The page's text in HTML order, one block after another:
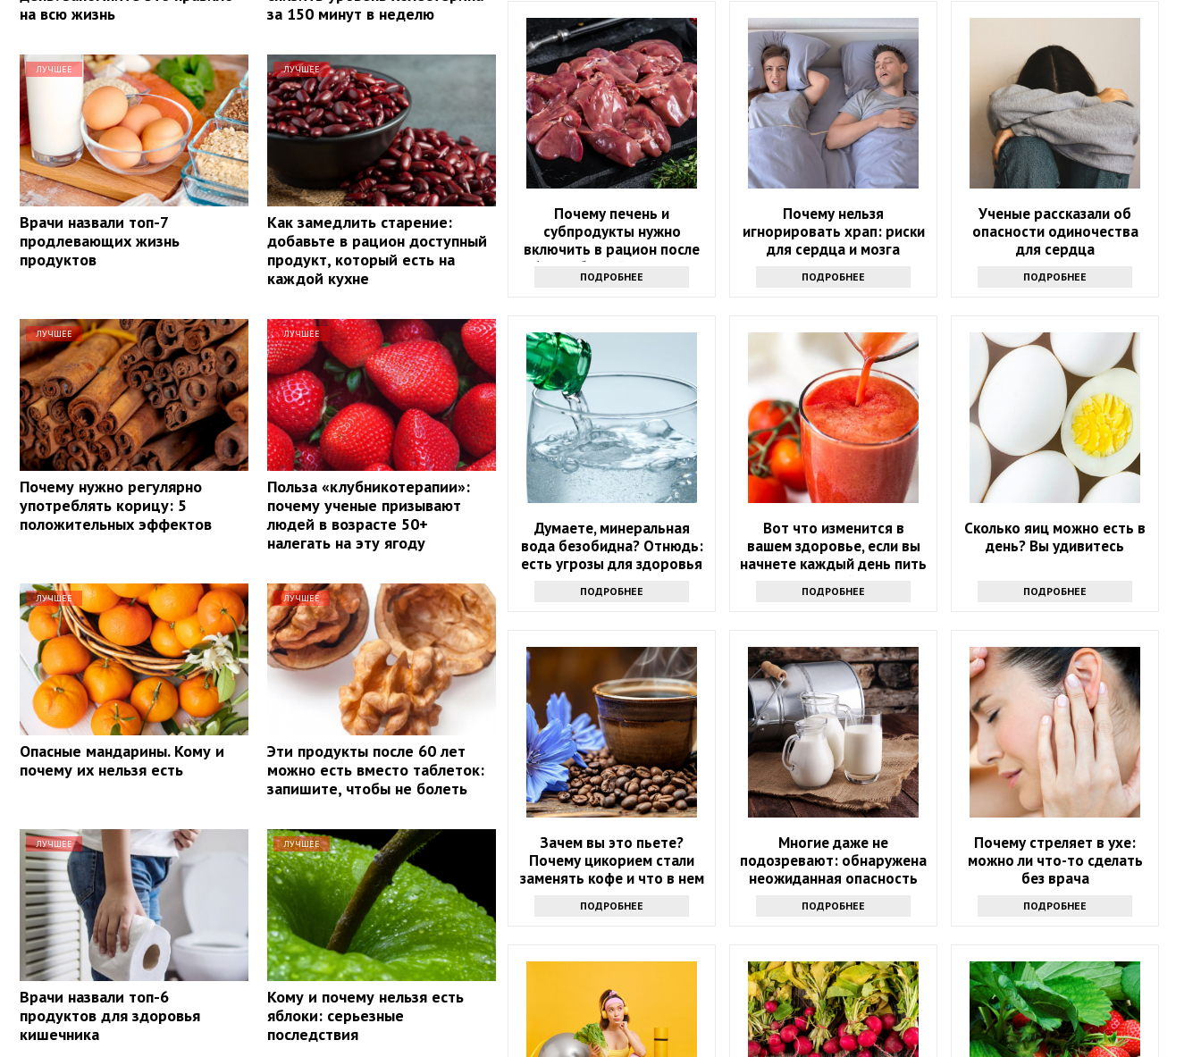
на всю жизнь
за 150 минут в неделю
ЛУЧШЕЕ
Врачи назвали топ-7
продлевающих жизнь
продуктов
ЛУЧШЕЕ
Как замедлить старение:
добавьте в рацион доступный
продукт, который есть на
каждой кухне
ЛУЧШЕЕ
Почему нужно регулярно
употреблять корицу: 5
положительных эффектов
ЛУЧШЕЕ
Польза «клубникотерапии»:
почему ученые призывают
людей в возрасте 50+
налегать на эту ягоду
ЛУЧШЕЕ
Опасные мандарины. Кому и
почему их нельзя есть
ЛУЧШЕЕ
Эти продукты после 60 лет
можно есть вместо таблеток:
запишите, чтобы не болеть
ЛУЧШЕЕ
Врачи назвали топ-6
продуктов для здоровья
кишечника
ЛУЧШЕЕ
Кому и почему нельзя есть
яблоки: серьезные
последствия
Почему печень и
субпродукты нужно
включить в рацион после
60? Забытый источник
силы
ПОДРОБНЕЕ
Почему нельзя
игнорировать храп: риски
для сердца и мозга
ПОДРОБНЕЕ
Ученые рассказали об
опасности одиночества
для сердца
ПОДРОБНЕЕ
Думаете, минеральная
вода безобидна? Отнюдь:
есть угрозы для здоровья
ПОДРОБНЕЕ
Вот что изменится в
вашем здоровье, если вы
начнете каждый день пить
томатный сок
ПОДРОБНЕЕ
Сколько яиц можно есть в
день? Вы удивитесь
ПОДРОБНЕЕ
Зачем вы это пьете?
Почему цикорием стали
заменять кофе и что в нем
ПОДРОБНЕЕ
Многие даже не
подозревают: обнаружена
неожиданная опасность
ПОДРОБНЕЕ
Почему стреляет в ухе:
можно ли что-то сделать
без врача
ПОДРОБНЕЕ